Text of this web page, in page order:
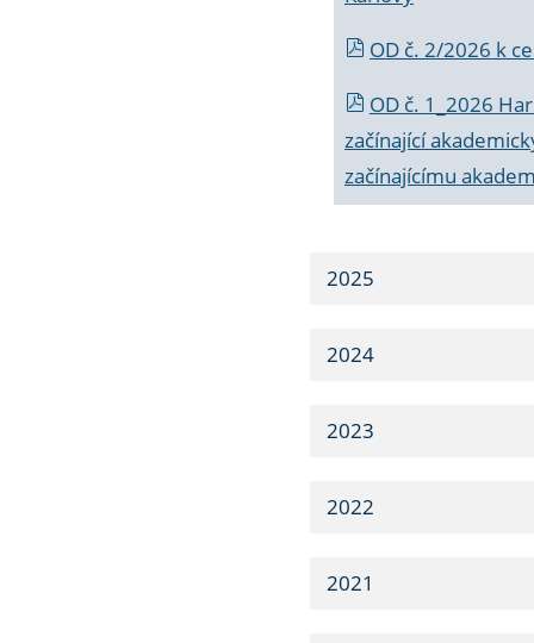
OD č. 2/2026 k
OD č. 1_2026
začínající
začínajícímu
2025
2024
2023
2022
2021